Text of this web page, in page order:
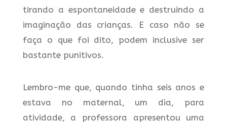
tirando a espontaneidade e destruindo a
imaginação das crianças. E caso não se
faça o que foi dito, podem inclusive ser
bastante punitivos.
Lembro-me que, quando tinha seis anos e
estava no maternal, um dia, para
atividade, a professora apresentou uma